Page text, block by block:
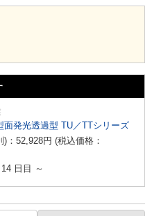
面発光透過型 TU／TTシリーズ
： 52,928円 (税込価格：
日目 ～